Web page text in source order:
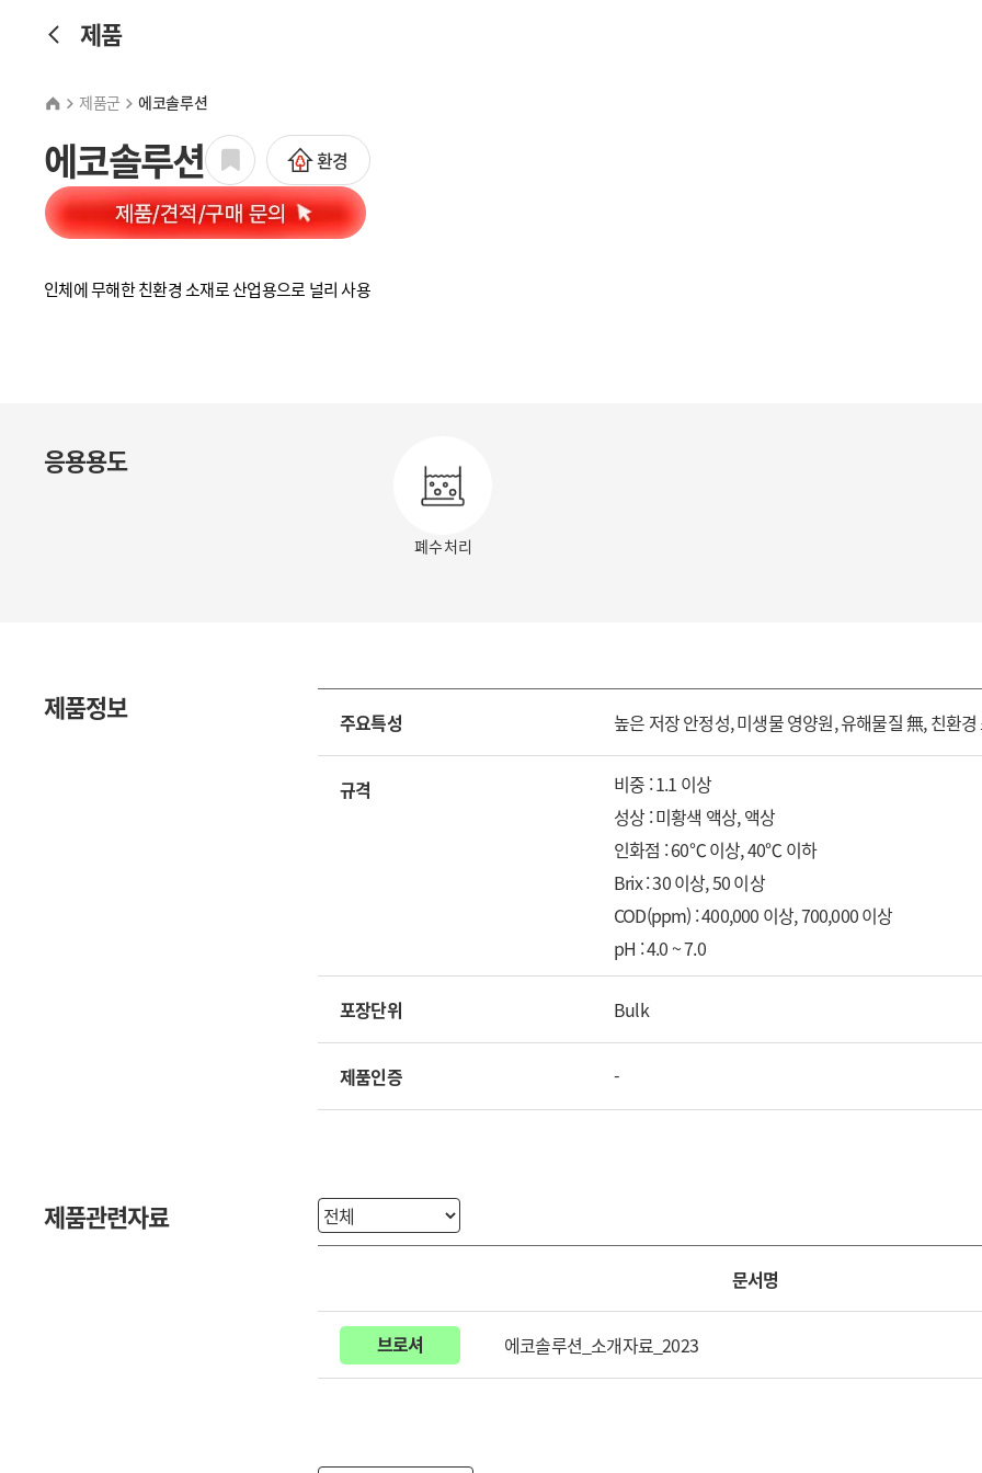
제품
제품군 에코솔루션
에코솔루션 환경
인체에 무해한 친환경 소재로 산업용으로 널리 사용
응용용도
폐수 처리
제품정보 주요특성 높은 저장 안정성, 미생물 영양원, 유해물질 無, 친환경
규격
비중 : 1.1 이상
성상 : 미황색 액상, 액상
인화점 : 60℃ 이상, 40℃ 이하
Brix : 30 이상, 50 이상
COD(ppm) : 400,000 이상, 700,000 이상
pH : 4.0 ~ 7.0
포장단위 Bulk
제품인증 -
제품관련자료
문서명
브로셔 에코솔루션_소개자료_2023